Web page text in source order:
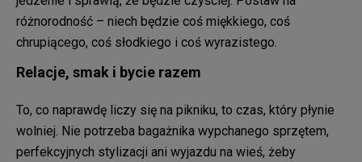
różnorodność – niech będzie coś miękkiego, coś
chrupiącego, coś słodkiego i coś wyrazistego.
Relacje, smak i bycie razem
To, co naprawdę liczy się na pikniku, to czas, który płynie
wolniej. Nie potrzeba bagażnika wypchanego sprzętem,
perfekcyjnych stylizacji ani wyjazdu na wieś, żeby